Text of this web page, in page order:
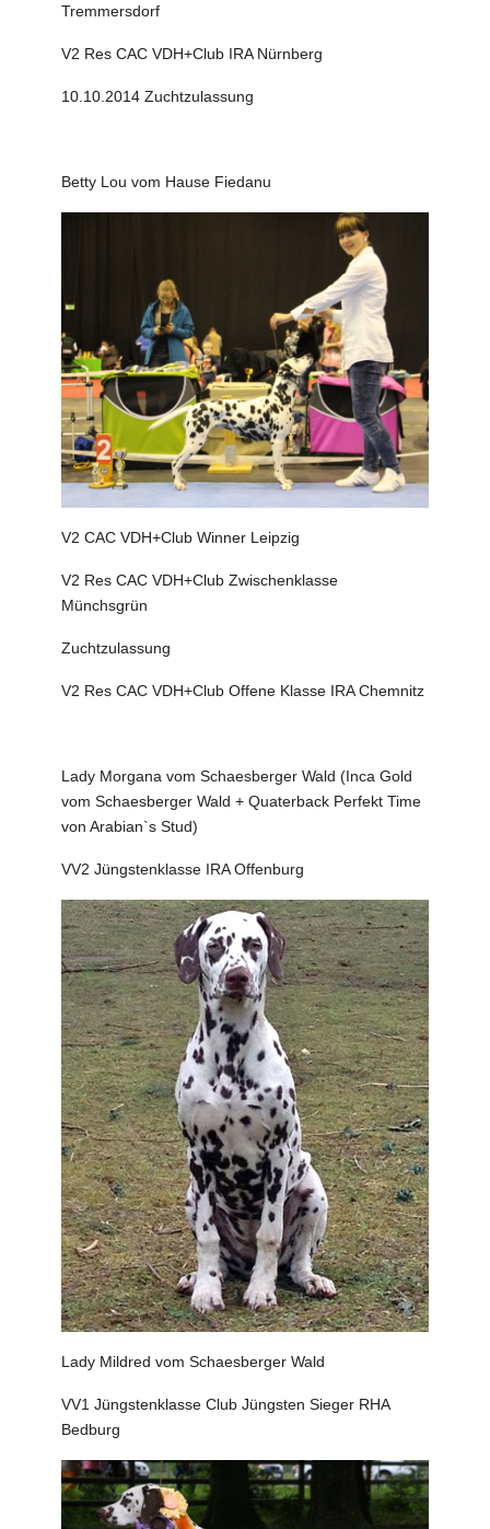
Tremmersdorf
V2 Res CAC VDH+Club IRA Nürnberg
10.10.2014 Zuchtzulassung
Betty Lou vom Hause Fiedanu
V2 CAC VDH+Club Winner Leipzig
V2 Res CAC VDH+Club Zwischenklasse
Münchsgrün
Zuchtzulassung
V2 Res CAC VDH+Club Offene Klasse IRA Chemnitz
Lady Morgana vom Schaesberger Wald (Inca Gold
vom Schaesberger Wald + Quaterback Perfekt Time
von Arabian`s Stud)
VV2 Jüngstenklasse IRA Offenburg
Lady Mildred vom Schaesberger Wald
VV1 Jüngstenklasse Club Jüngsten Sieger RHA
Bedburg